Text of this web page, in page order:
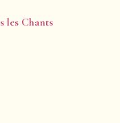
les Chants